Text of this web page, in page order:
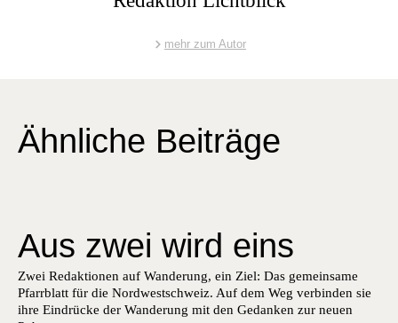
mehr zum Autor
Ähnliche Beiträge
Aus zwei wird eins
Zwei Redaktionen auf Wanderung, ein Ziel: Das gemeinsame
Pfarrblatt für die Nordwestschweiz. Auf dem Weg verbinden sie
ihre Eindrücke der Wanderung mit den Gedanken zur neuen